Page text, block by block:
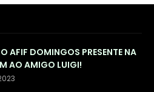
AFIF DOMINGOS PRESENTE NA
AO AMIGO LUIGI!